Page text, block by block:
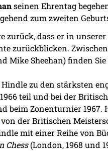
seinen Ehrentag
zum zweiten
zurück, dass er in
zurückblicken.
Mike Sheehan) finden
zu den stärksten
teil und bei der
beim Zonenturnier 1967.
von der Britischen
mit einer Reihe von
Chess(London, 1968 und